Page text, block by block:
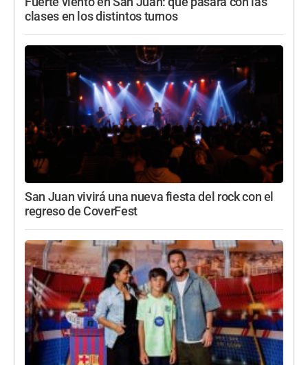
clases en los distintos turnos
San Juan vivirá una nueva fiesta del rock con el
regreso de CoverFest